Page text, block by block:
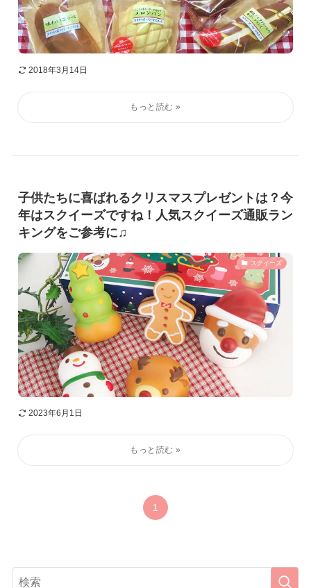
2018年3月14日
子供たちに喜ばれるクリスマスプレゼントは？今
年はスクイーズですね！人気スクイーズ通販ラン
キングをご参考に♫
スクイーズ
2023年6月1日
1